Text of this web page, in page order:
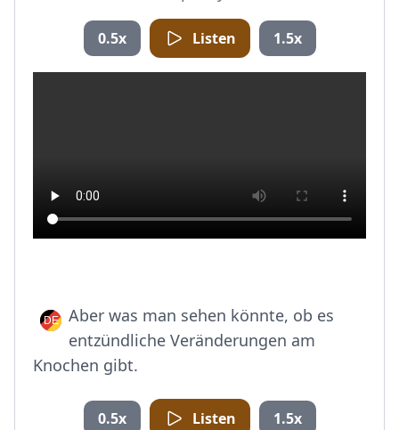
0.5x Listen 1.5x
Aber was man sehen könnte, ob es
entzündliche Veränderungen am
Knochen gibt.
0.5x Listen 1.5x